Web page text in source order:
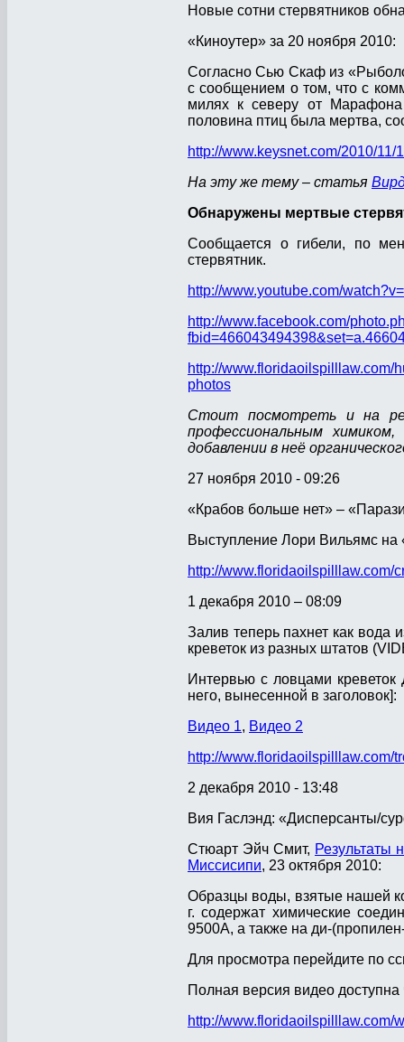
Новые сотни стервятников
«Киноутер» за 20 ноября 2010:
Согласно Сью Скаф из
с сообщением о том, что с
милях к северу от
половина птиц была мертва,
http://www.keysnet.com/2010/
На эту же тему – статья
Обнаружены мертвые
Сообщается о гибели, по
стервятник.
http://www.youtube.com/
http://www.facebook.com/
http://www.floridaoilspilllaw.com/
photos
Стоит посмотреть и на
профессиональным
добавлении в неё
27 ноября 2010 - 09:26
«Крабов больше нет» –
Выступление Лори Вильямс на
http://www.floridaoilspilllaw.com/
1 декабря 2010 – 08:09
Залив теперь пахнет как вода
креветок из разных штатов
Интервью с ловцами
него, вынесенной в заголовок]:
Видео 1, Видео 2
http://www.floridaoilspilllaw.com/
2 декабря 2010 - 13:48
Вия Гаслэнд: «Дисперсанты/
Стюарт Эйч Смит, Результаты
Миссисипи, 23 октября 2010:
Образцы воды, взятые нашей
г. содержат химические
9500А, а также на ди-
Для просмотра перейдите по
Полная версия видео доступна
http://www.floridaoilspilllaw.com/